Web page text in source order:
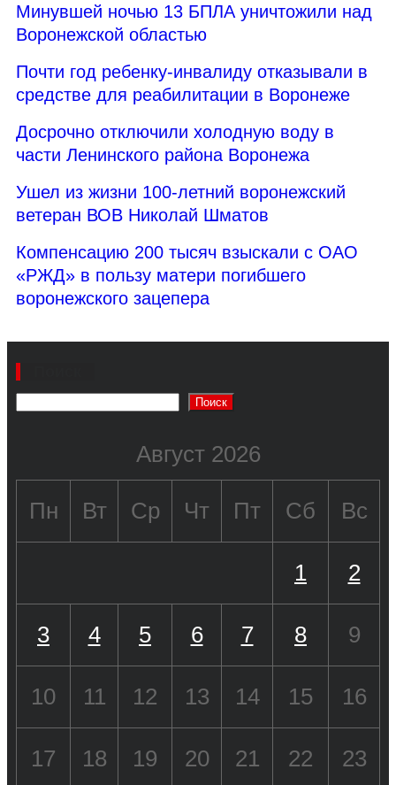
Минувшей ночью 13 БПЛА уничтожили над
Воронежской областью
Почти год ребенку-инвалиду отказывали в
средстве для реабилитации в Воронеже
Досрочно отключили холодную воду в
части Ленинского района Воронежа
Ушел из жизни 100-летний воронежский
ветеран ВОВ Николай Шматов
Компенсацию 200 тысяч взыскали с ОАО
«РЖД» в пользу матери погибшего
воронежского зацепера
Поиск
Август 2026
Пн Вт Ср Чт Пт Сб Вс
1 2
3 4 5 6 7 8 9
10 11 12 13 14 15 16
17 18 19 20 21 22 23